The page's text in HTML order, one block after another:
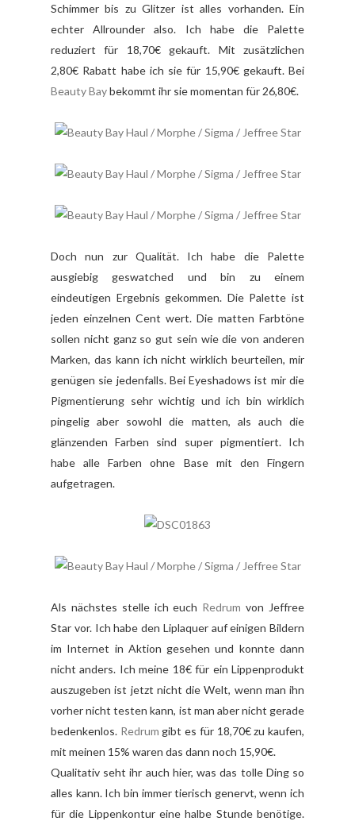
Schimmer bis zu Glitzer ist alles vorhanden. Ein
echter Allrounder also. Ich habe die Palette
reduziert für 18,70€ gekauft. Mit zusätzlichen
2,80€ Rabatt habe ich sie für 15,90€ gekauft. Bei
Beauty Baybekommt ihr sie momentan für 26,80€.
Doch nun zur Qualität. Ich habe die Palette
ausgiebig geswatched und bin zu einem
eindeutigen Ergebnis gekommen. Die Palette ist
jeden einzelnen Cent wert. Die matten Farbtöne
sollen nicht ganz so gut sein wie die von anderen
Marken, das kann ich nicht wirklich beurteilen, mir
genügen sie jedenfalls. Bei Eyeshadows ist mir die
Pigmentierung sehr wichtig und ich bin wirklich
pingelig aber sowohl die matten, als auch die
glänzenden Farben sind super pigmentiert. Ich
habe alle Farben ohne Base mit den Fingern
aufgetragen.
Als nächstes stelle ich euch Redrum von Jeffree
Star vor. Ich habe den Liplaquer auf einigen Bildern
im Internet in Aktion gesehen und konnte dann
nicht anders. Ich meine 18€ für ein Lippenprodukt
auszugeben ist jetzt nicht die Welt, wenn man ihn
vorher nicht testen kann, ist man aber nicht gerade
bedenkenlos. Redrum gibt es für 18,70€ zu kaufen,
mit meinen 15% waren das dann noch 15,90€.
Qualitativ seht ihr auch hier, was das tolle Ding so
alles kann. Ich bin immer tierisch genervt, wenn ich
für die Lippenkontur eine halbe Stunde benötige.